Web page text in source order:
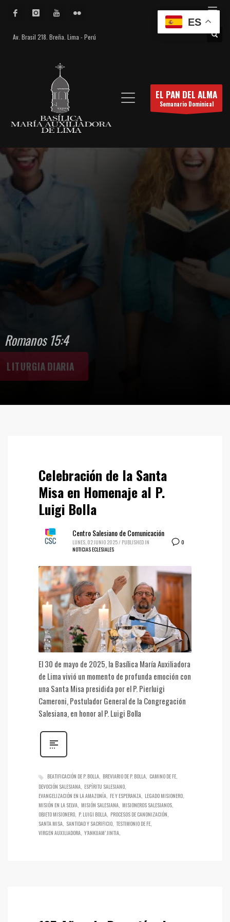
Av. Brasil 218. Breña. Lima - Perú
EL PAN DEL ALMA
Semanario Dominical
El Pan del Alma
"Todo se escribió para enseñarnos, a
fin de que, alentados por las
Escrituras, perseveremos en
Romanos 15:4
LITURGIA DIARIA
Celebración de la Santa
Misa en Homenaje al P.
Luigi Bolla
0
Centro Salesiano de Comunicación
LUNES, 02 JUNIO 2025/ PUBLISHED IN
NOTICIAS ECLESIALES
El 30 de mayo de 2025, la Basílica María Auxiliadora
de Lima vivió un momento de profunda emoción con
una Santa Misa presidida por el P. Pierluigi
Cameroni, Postulador General de la Congregación
Salesiana, en honor al P. Luigi Bolla
BEATIFICACIÓN DE P. BOLLA BREVIARIO DE P. BOLLA CAMINO DE FE
DEVOCIÓN SALESIANA ESPÍRITU SALESIANO
EVANGELIZACIÓN EN LA AMAZONÍA FE Y ESPERANZA LEGADO MISIONERO
MISIÓN EN LA SELVA MISIÓN SALESIANA MISIONEROS SALESIANOS
OBJETO MISIONERO P. LUIGI BOLLA PROCESOS DE CANONIZACIÓN
SANTA MISA SANTIDAD Y SACRIFICIO TESTIMONIO DE FE
VIRGEN AUXILIADORA Y’ANKUAM’ JINTIA
ES